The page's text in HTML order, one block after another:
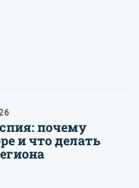
почему
и что делать